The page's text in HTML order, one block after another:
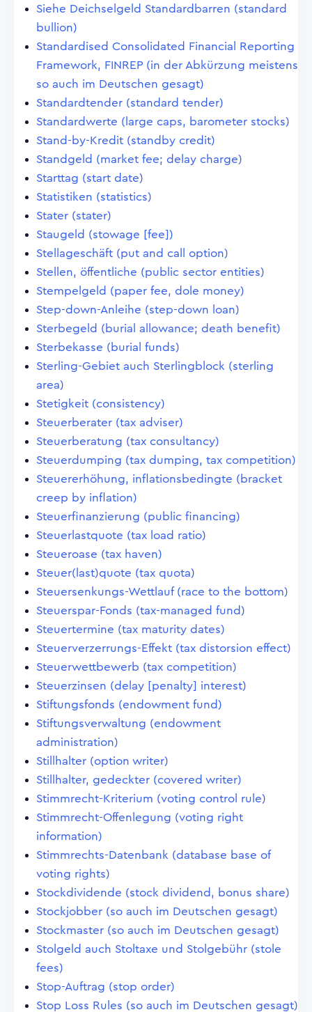
Siehe Deichselgeld Standardbarren (standard
bullion)
Standardised Consolidated Financial Reporting
Framework, FINREP (in der Abkürzung meistens
so auch im Deutschen gesagt)
Standardtender (standard tender)
Standardwerte (large caps, barometer stocks)
Stand-by-Kredit (standby credit)
Standgeld (market fee; delay charge)
Starttag (start date)
Statistiken (statistics)
Stater (stater)
Staugeld (stowage [fee])
Stellageschäft (put and call option)
Stellen, öffentliche (public sector entities)
Stempelgeld (paper fee, dole money)
Step-down-Anleihe (step-down loan)
Sterbegeld (burial allowance; death benefit)
Sterbekasse (burial funds)
Sterling-Gebiet auch Sterlingblock (sterling
area)
Stetigkeit (consistency)
Steuerberater (tax adviser)
Steuerberatung (tax consultancy)
Steuerdumping (tax dumping, tax competition)
Steuererhöhung, inflationsbedingte (bracket
creep by inflation)
Steuerfinanzierung (public financing)
Steuerlastquote (tax load ratio)
Steueroase (tax haven)
Steuer(last)quote (tax quota)
Steuersenkungs-Wettlauf (race to the bottom)
Steuerspar-Fonds (tax-managed fund)
Steuertermine (tax maturity dates)
Steuerverzerrungs-Effekt (tax distorsion effect)
Steuerwettbewerb (tax competition)
Steuerzinsen (delay [penalty] interest)
Stiftungsfonds (endowment fund)
Stiftungsverwaltung (endowment
administration)
Stillhalter (option writer)
Stillhalter, gedeckter (covered writer)
Stimmrecht-Kriterium (voting control rule)
Stimmrecht-Offenlegung (voting right
information)
Stimmrechts-Datenbank (database base of
voting rights)
Stockdividende (stock dividend, bonus share)
Stockjobber (so auch im Deutschen gesagt)
Stockmaster (so auch im Deutschen gesagt)
Stolgeld auch Stoltaxe und Stolgebühr (stole
fees)
Stop-Auftrag (stop order)
Stop Loss Rules (so auch im Deutschen gesagt)